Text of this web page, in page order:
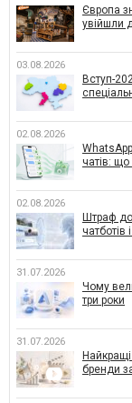
Європа
увійшли
03.08.2026
Вступ-
02.08.2026
чатів: що
02.08.2026
Штраф
чатботів
31.07.2026
Чому
три роки
31.07.2026
Найкращі
бренди